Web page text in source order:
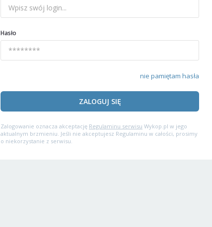
Hasło
nie pamiętam hasła
ZALOGUJ SIĘ
Zalogowanie oznacza akceptację Regulaminu serwisu Wykop.pl w jego
aktualnym brzmieniu. Jeśli nie akceptujesz Regulaminu w całości, prosimy
o niekorzystanie z serwisu.